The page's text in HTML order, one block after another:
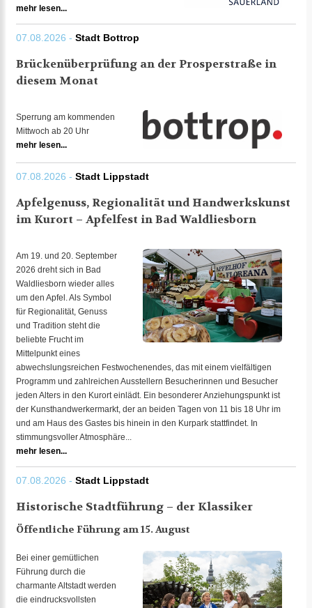
mehr lesen...
07.08.2026 - Stadt Bottrop
Brückenüberprüfung an der Prosperstraße in
diesem Monat
Sperrung am kommenden
Mittwoch ab 20 Uhr
mehr lesen...
07.08.2026 - Stadt Lippstadt
Apfelgenuss, Regionalität und Handwerkskunst
im Kurort – Apfelfest in Bad Waldliesborn
Am 19. und 20. September
2026 dreht sich in Bad
Waldliesborn wieder alles
um den Apfel. Als Symbol
für Regionalität, Genuss
und Tradition steht die
beliebte Frucht im
Mittelpunkt eines
abwechslungsreichen Festwochenendes, das mit einem vielfältigen
Programm und zahlreichen Ausstellern Besucherinnen und Besucher
jeden Alters in den Kurort einlädt. Ein besonderer Anziehungspunkt ist
der Kunsthandwerkermarkt, der an beiden Tagen von 11 bis 18 Uhr im
und am Haus des Gastes bis hinein in den Kurpark stattfindet. In
stimmungsvoller Atmosphäre...
mehr lesen...
07.08.2026 - Stadt Lippstadt
Historische Stadtführung – der Klassiker
Öffentliche Führung am 15. August
Bei einer gemütlichen
Führung durch die
charmante Altstadt werden
die eindrucksvollsten